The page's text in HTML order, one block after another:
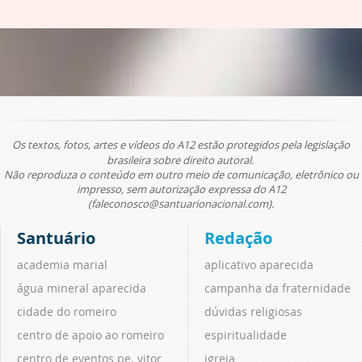
Os textos, fotos, artes e vídeos do A12 estão protegidos pela legislação
brasileira sobre direito autoral.
Não reproduza o conteúdo em outro meio de comunicação, eletrônico ou
impresso, sem autorização expressa do A12
(faleconosco@santuarionacional.com).
Santuário
academia marial
água mineral aparecida
cidade do romeiro
centro de apoio ao romeiro
centro de eventos pe. vitor
Redação
aplicativo aparecida
campanha da fraternidade
dúvidas religiosas
espiritualidade
igreja